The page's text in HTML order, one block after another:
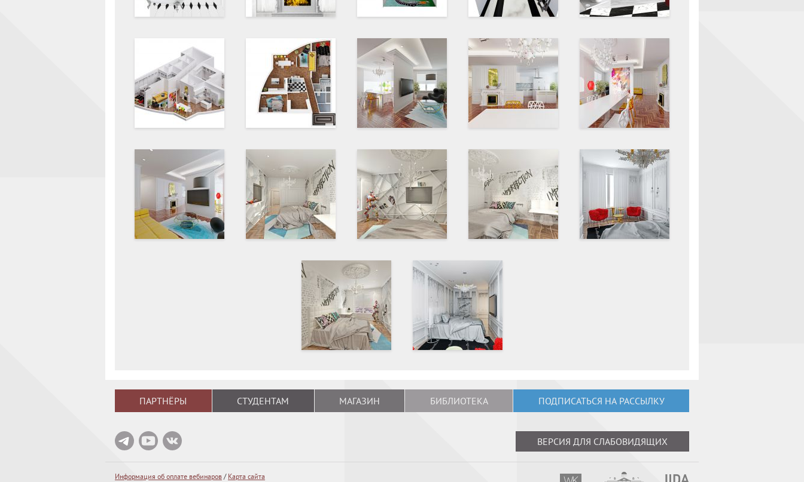
ПАРТНЁРЫ СТУДЕНТАМ МАГАЗИН БИБЛИОТЕКА ПОДПИСАТЬСЯ НА РАССЫЛКУ
ВЕРСИЯ ДЛЯ СЛАБОВИДЯЩИХ
Информация об оплате вебинаров / Карта сайта